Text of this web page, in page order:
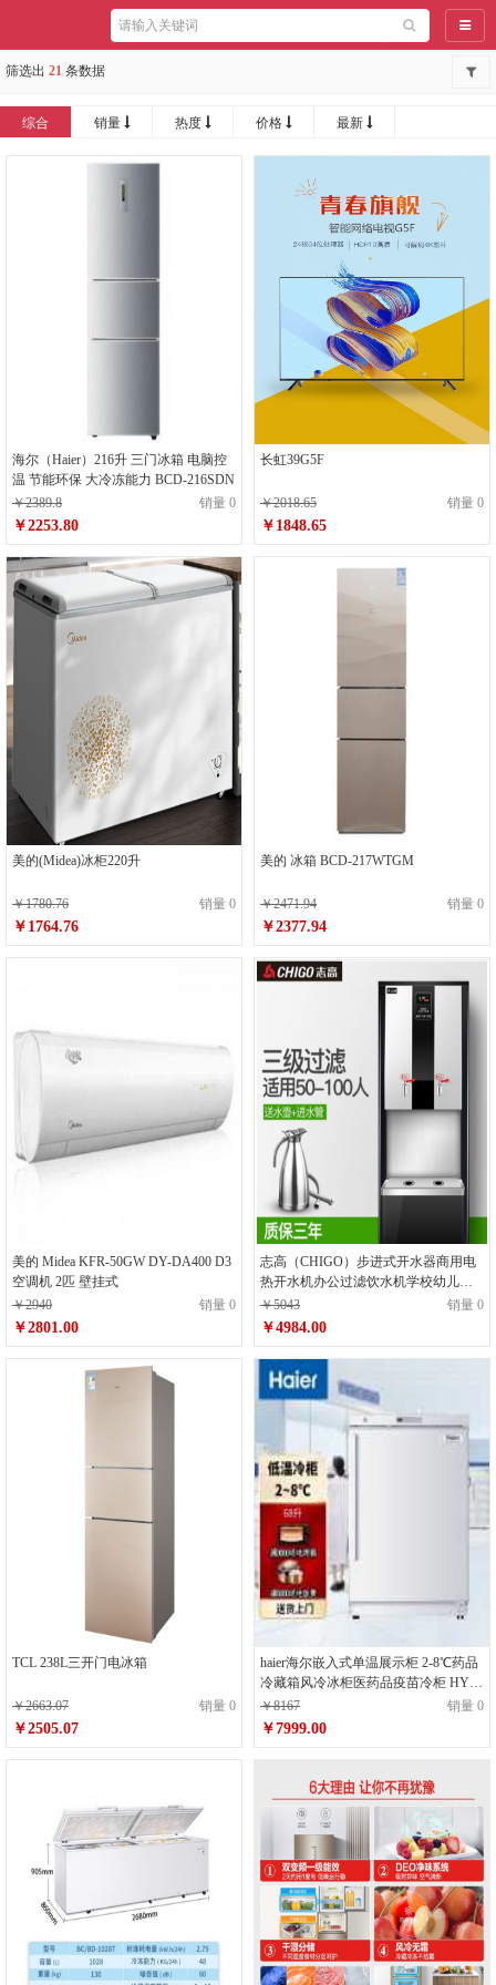
导航
筛选出 21 条数据
综合 销量 热度 价格 最新
海尔（Haier）216升 三门冰箱 电脑控
温 节能环保 大冷冻能力 BCD-216SDN
￥2389.8
销量 0
￥2253.80
长虹39G5F
￥2018.65 销量 0
￥1848.65
美的(Midea)冰柜220升
￥1780.76 销量 0
￥1764.76
美的 冰箱 BCD-217WTGM
￥2471.94 销量 0
￥2377.94
美的 Midea KFR-50GW DY-DA400 D3
空调机 2匹 壁挂式
￥2940
销量 0
￥2801.00
志高（CHIGO）步进式开水器商用电
热开水机办公过滤饮水机学校幼儿园
饮水机节能 步进式3KW/220V新款
￥5043 销量 0
￥4984.00
TCL 238L三开门电冰箱
￥2663.07 销量 0
￥2505.07
haier海尔嵌入式单温展示柜 2-8℃药品
冷藏箱风冷冰柜医药品疫苗冷柜 HYC-
68
￥8167 销量 0
￥7999.00